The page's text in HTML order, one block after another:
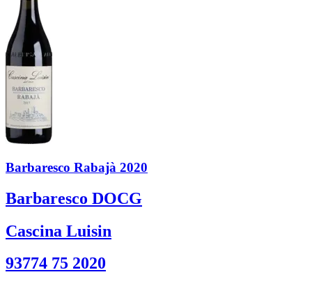
Barbaresco Rabajà 2020
Barbaresco DOCG
Cascina Luisin
93774 75 2020